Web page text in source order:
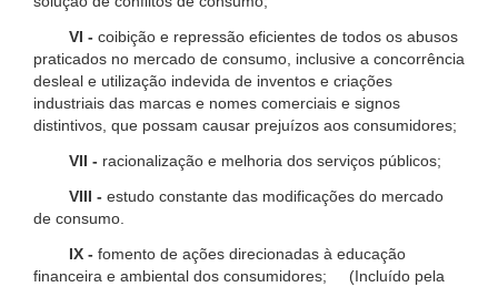
VI - coibição e repressão eficientes de todos os abusos
praticados no mercado de consumo, inclusive a concorrência
desleal e utilização indevida de inventos e criações
industriais das marcas e nomes comerciais e signos
distintivos, que possam causar prejuízos aos consumidores;
VII - racionalização e melhoria dos serviços públicos;
VIII - estudo constante das modificações do mercado
de consumo.
IX - fomento de ações direcionadas à educação
financeira e ambiental dos consumidores; (Incluído pela